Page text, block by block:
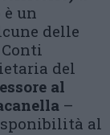
è un
delle
del
al
–
al